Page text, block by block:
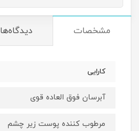
مشخصات دیدگاه‌ها
کارایی
آبرسان فوق العاده قوی
مرطوب کننده پوست زیر چشم